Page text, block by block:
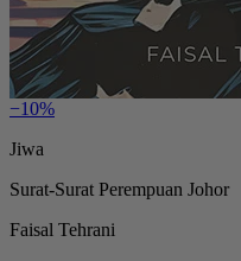
−10%
Jiwa
Surat-Surat Perempuan Johor
Faisal Tehrani